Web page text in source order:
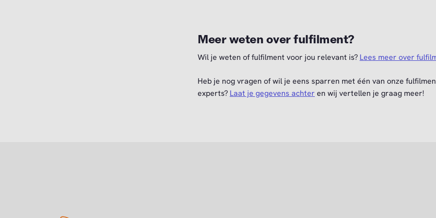
Meer weten over fulfilment?
Wil je weten of fulfilment voor jou relevant is? Lees meer over
Heb je nog vragen of wil je eens sparren met één van onze
experts? Laat je gegevens achter en wij vertellen je graag meer!